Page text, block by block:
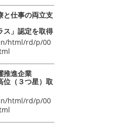
仕事の両立支
ス」認定を取得
html/rd/p/00
進企業
位（３つ星）取
html/rd/p/00